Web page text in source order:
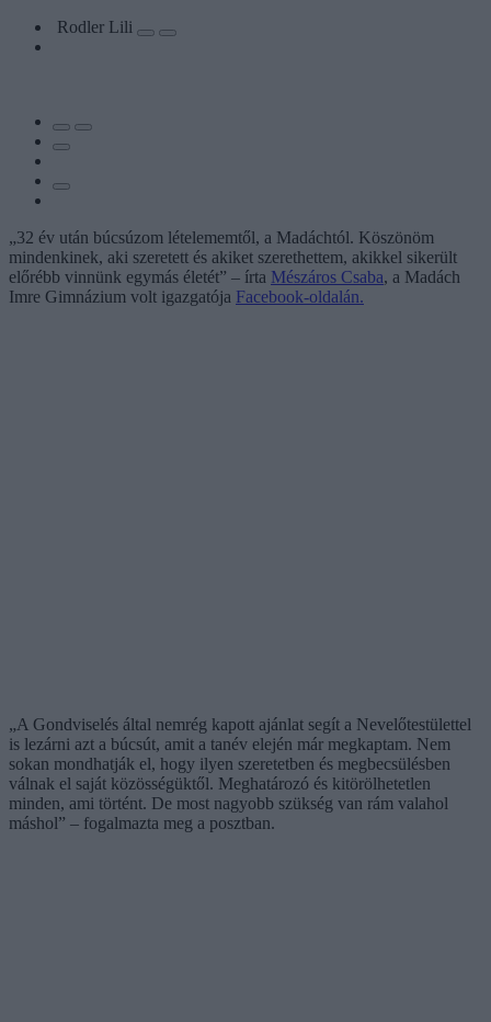
Rodler Lili
„32 év után búcsúzom lételememtől, a Madáchtól. Köszönöm
mindenkinek, aki szeretett és akiket szerethettem, akikkel sikerült
előrébb vinnünk egymás életét” – írta Mészáros Csaba, a Madách
Imre Gimnázium volt igazgatója Facebook-oldalán.
„A Gondviselés által nemrég kapott ajánlat segít a Nevelőtestülettel
is lezárni azt a búcsút, amit a tanév elején már megkaptam. Nem
sokan mondhatják el, hogy ilyen szeretetben és megbecsülésben
válnak el saját közösségüktől. Meghatározó és kitörölhetetlen
minden, ami történt. De most nagyobb szükség van rám valahol
máshol” – fogalmazta meg a posztban.